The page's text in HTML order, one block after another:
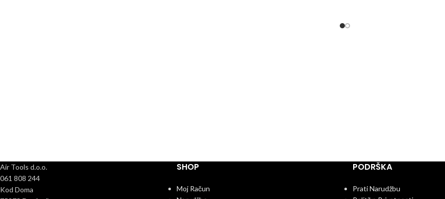
Air Tools d.o.o.
061 808 244
Kod Doma
SHOP
Moj Račun
PODRŠKA
Prati Narudžbu